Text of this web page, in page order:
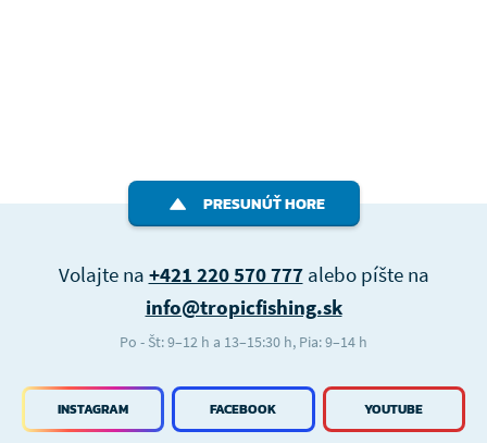
PRESUNÚŤ HORE
INSTAGRAM FACEBOOK YOUTUBE
Volajte na +421 220 570 777alebo píšte na
info@tropicfishing.sk
Po - Št: 9–12 h a 13–15:30 h, Pia: 9–14 h